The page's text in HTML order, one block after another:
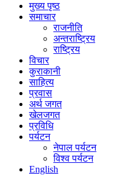
मुख्य पृष्ठ
समाचार
राजनीति
अन्तराष्ट्रिय
राष्ट्रिय
विचार
कुराकानी
साहित्य
प्रवास
अर्थ जगत
खेलजगत
प्रविधि
पर्यटन
नेपाल पर्यटन
विश्व पर्यटन
English